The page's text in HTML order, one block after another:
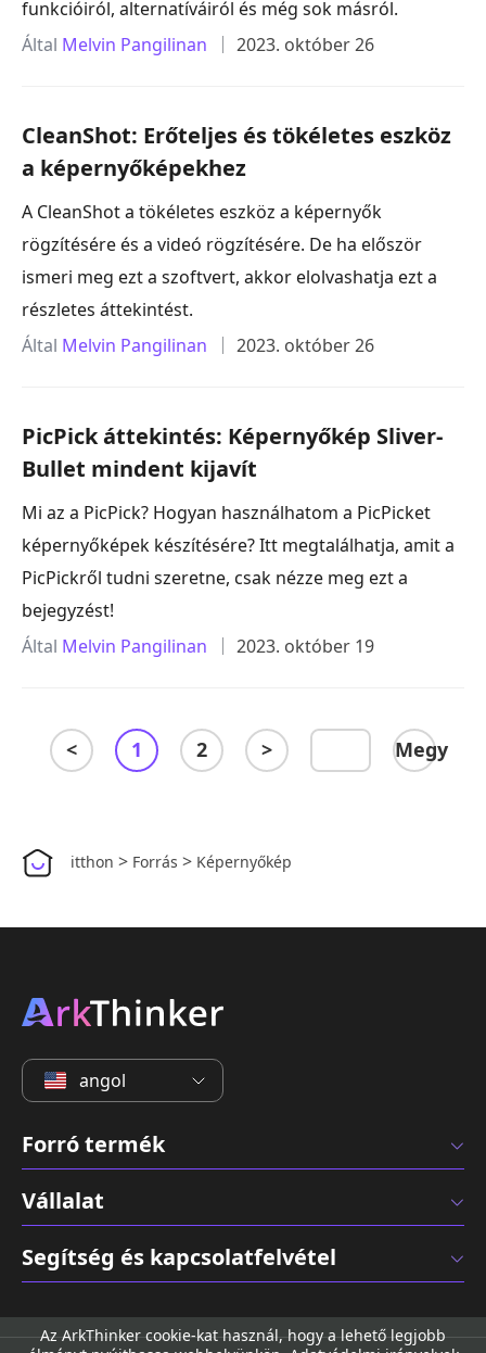
funkcióiról, alternatíváiról és még sok másról.
Által Melvin Pangilinan 2023. október 26
CleanShot: Erőteljes és tökéletes eszköz
a képernyőképekhez
A CleanShot a tökéletes eszköz a képernyők
rögzítésére és a videó rögzítésére. De ha először
ismeri meg ezt a szoftvert, akkor elolvashatja ezt a
részletes áttekintést.
Által Melvin Pangilinan 2023. október 26
PicPick áttekintés: Képernyőkép Sliver-
Bullet mindent kijavít
Mi az a PicPick? Hogyan használhatom a PicPicket
képernyőképek készítésére? Itt megtalálhatja, amit a
PicPickről tudni szeretne, csak nézze meg ezt a
bejegyzést!
Által Melvin Pangilinan 2023. október 19
< 1 2 > Megy
itthon > Forrás > Képernyőkép
angol
Forró termék
Vállalat
Segítség és kapcsolatfelvétel
Az ArkThinker cookie-kat használ, hogy a lehető legjobb